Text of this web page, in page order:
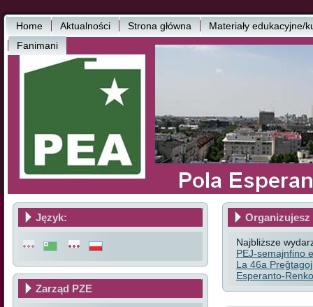
Home Aktualności Strona główna
Materiały edukacyjne/
Fanimani
Język:
Zarząd PZE
Organizujesz
Najbliższe
PEJ-semajnfino
La 46a
Esperanto-